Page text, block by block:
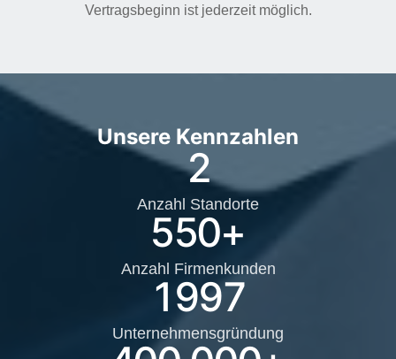
Vertragsbeginn ist jederzeit möglich.
Unsere Kennzahlen
2
Anzahl Standorte
550+
Anzahl Firmenkunden
1997
Unternehmensgründung